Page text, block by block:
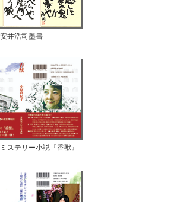
安井浩司墨書
ステリー小説『香獣』